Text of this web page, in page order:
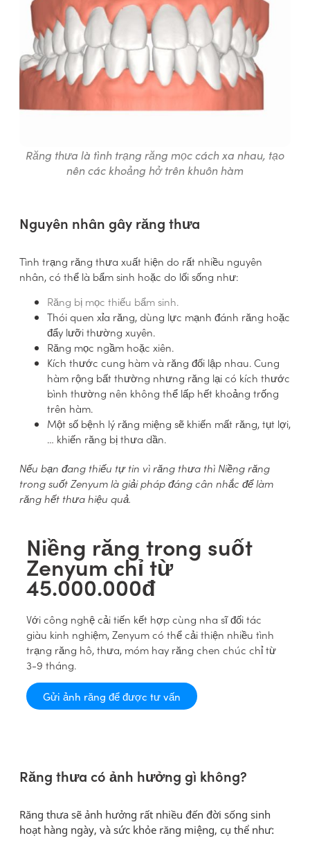
Răng thưa là tình trạng răng mọc cách xa nhau, tạo
nên các khoảng hở trên khuôn hàm
Nguyên nhân gây răng thưa
Tình trạng răng thưa xuất hiện do rất nhiều nguyên
nhân, có thể là bẩm sinh hoặc do lối sống như:
Răng bị mọc thiếu bẩm sinh.
Thói quen xỉa răng, dùng lực mạnh đánh răng hoặc
đẩy lưỡi thường xuyên.
Răng mọc ngầm hoặc xiên.
Kích thước cung hàm và răng đối lập nhau. Cung
hàm rộng bất thường nhưng răng lại có kích thước
bình thường nên không thể lấp hết khoảng trống
trên hàm.
Một số bệnh lý răng miệng sẽ khiến mất răng, tụt lợi,
… khiến răng bị thưa dần.
Nếu bạn đang thiếu tự tin vì răng thưa thì Niềng răng
trong suốt Zenyum là giải pháp đáng cân nhắc để làm
răng hết thưa hiệu quả.
Niềng răng trong suốt
Zenyum chỉ từ
45.000.000đ
Với công nghệ cải tiến kết hợp cùng nha sĩ đối tác
giàu kinh nghiệm, Zenyum có thể cải thiện nhiều tình
trạng răng hô, thưa, móm hay răng chen chúc chỉ từ
3-9 tháng.
Gửi ảnh răng để được tư vấn
Răng thưa có ảnh hưởng gì không?
Răng thưa sẽ ảnh hưởng rất nhiều đến đời sống sinh
hoạt hàng ngày, và sức khỏe răng miệng, cụ thể như: